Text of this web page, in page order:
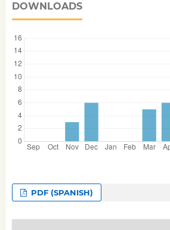
DOWNLOADS
PDF (SPANISH)